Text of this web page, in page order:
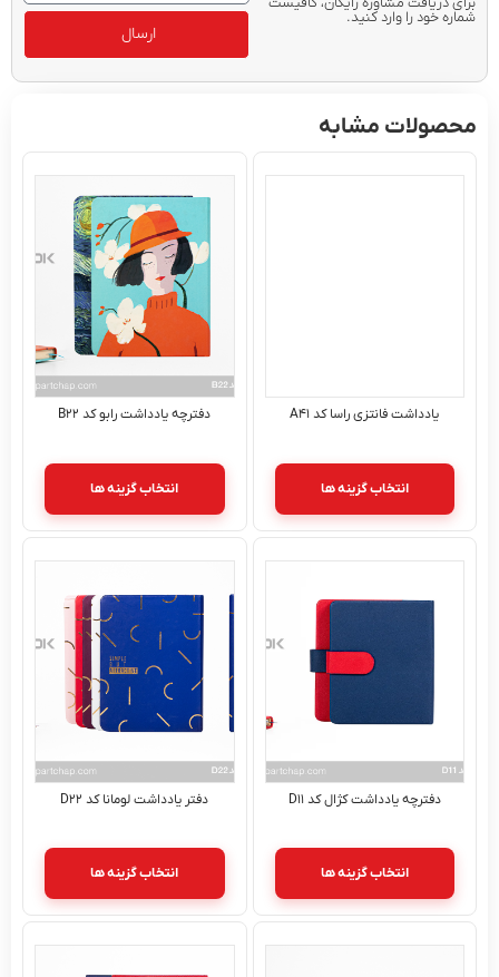
خود را وارد کنید.
مشابه
یادداشت فانتزی راسا کد A۴۱
انتخاب گزینه ها
دفترچه یادداشت رابو کد B۲۲
انتخاب گزینه ها
دفترچه یادداشت کژال کد D۱۱
انتخاب گزینه ها
دفتر یادداشت لومانا کد D۲۲
انتخاب گزینه ها